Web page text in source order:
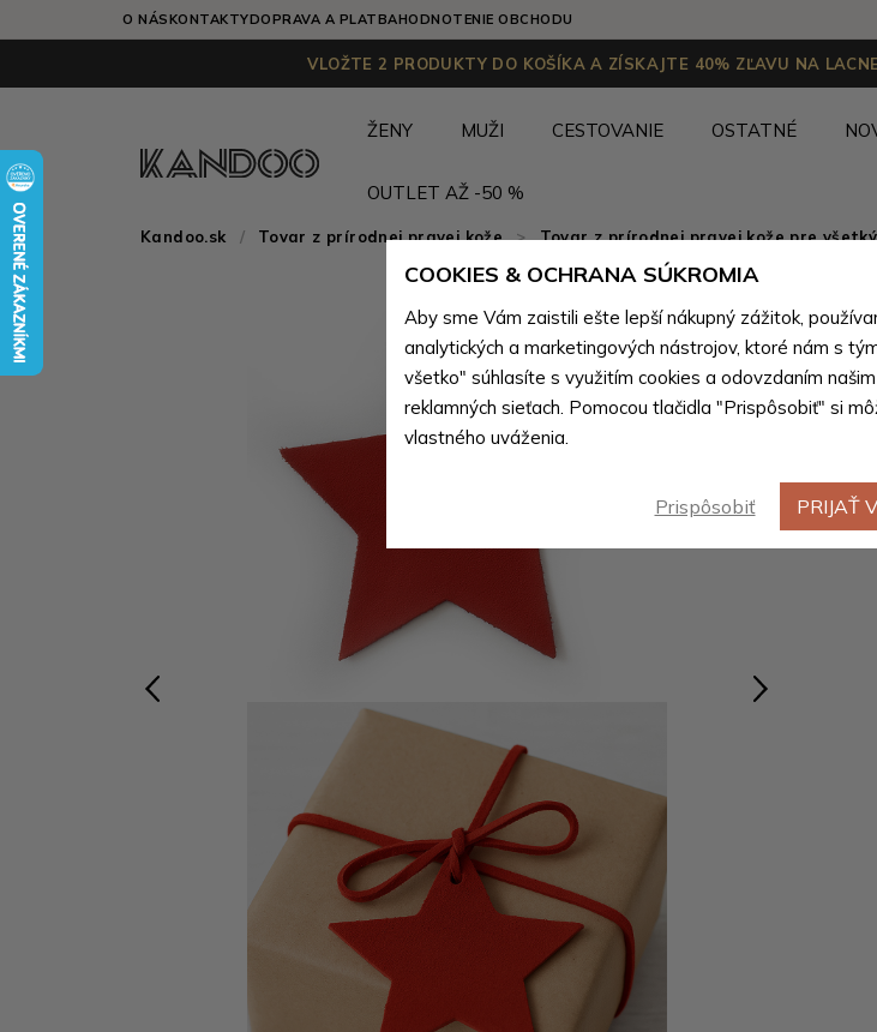
O NÁSKONTAKTYDOPRAVA A PLATBAHODNOTENIE OBCHODU
VLOŽTE 2 PRODUKTY DO KOŠÍKA A ZÍSKAJTE 40% ZĽAVU NA
ŽENY MUŽI CESTOVANIE OSTATNÉ
OUTLET AŽ -50 %
Kandoo.sk Tovar z prírodnej pravej kože > Tovar z prírodnej pravej kože pre
COOKIES & OCHRANA SÚKROMIA
Aby sme Vám zaistili ešte lepší nákupný zážitok,
analytických a marketingových nástrojov, ktoré nám s
všetko" súhlasíte s využitím cookies a odovzdaním
reklamných sieťach. Pomocou tlačidla "Prispôsobiť" si
vlastného uváženia.
Prispôsobiť PRIJAŤ